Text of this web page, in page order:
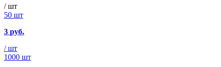
/ шт
50 шт
3 руб.
/ шт
1000 шт